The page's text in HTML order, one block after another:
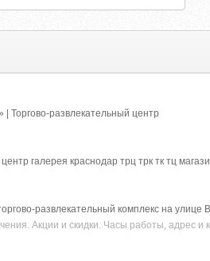
Торгово-развлекательный центр
галерея краснодар трц трк тк тц
развлекательный комплекс на улице
Акции и скидки. Часы работы, адрес и